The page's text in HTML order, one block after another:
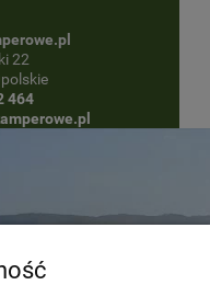
22
464